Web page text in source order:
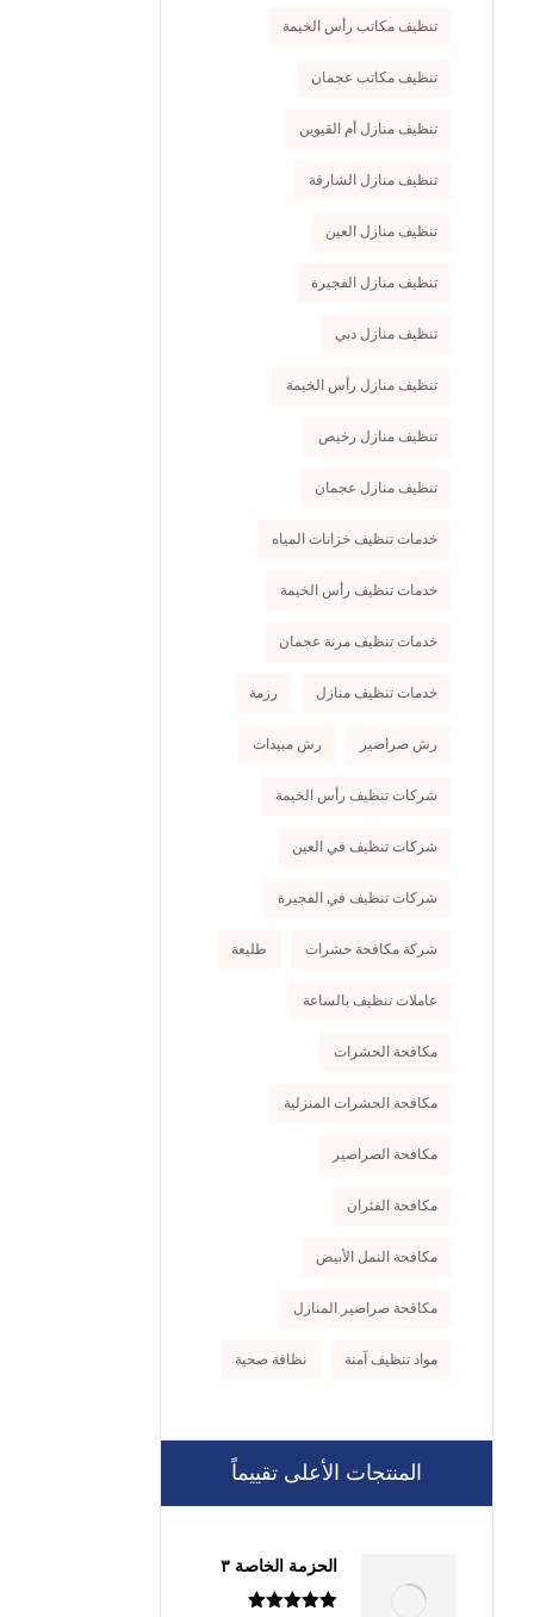
تنظيف مكاتب رأس الخيمة
تنظيف مكاتب عجمان
تنظيف منازل أم القيوين
تنظيف منازل الشارقة
تنظيف منازل العين
تنظيف منازل الفجيرة
تنظيف منازل دبي
تنظيف منازل رأس الخيمة
تنظيف منازل رخيص
تنظيف منازل عجمان
خدمات تنظيف خزانات المياه
خدمات تنظيف رأس الخيمة
خدمات تنظيف مرنة عجمان
خدمات تنظيف منازل رزمة
رش صراصير رش مبيدات
شركات تنظيف رأس الخيمة
شركات تنظيف في العين
شركات تنظيف في الفجيرة
شركة مكافحة حشرات طليعة
عاملات تنظيف بالساعة
مكافحة الحشرات
مكافحة الحشرات المنزلية
مكافحة الصراصير
مكافحة الفئران
مكافحة النمل الأبيض
مكافحة صراصير المنازل
مواد تنظيف آمنة نظافة صحية
المنتجات الأعلى تقييماً
الحزمة الخاصة ٣